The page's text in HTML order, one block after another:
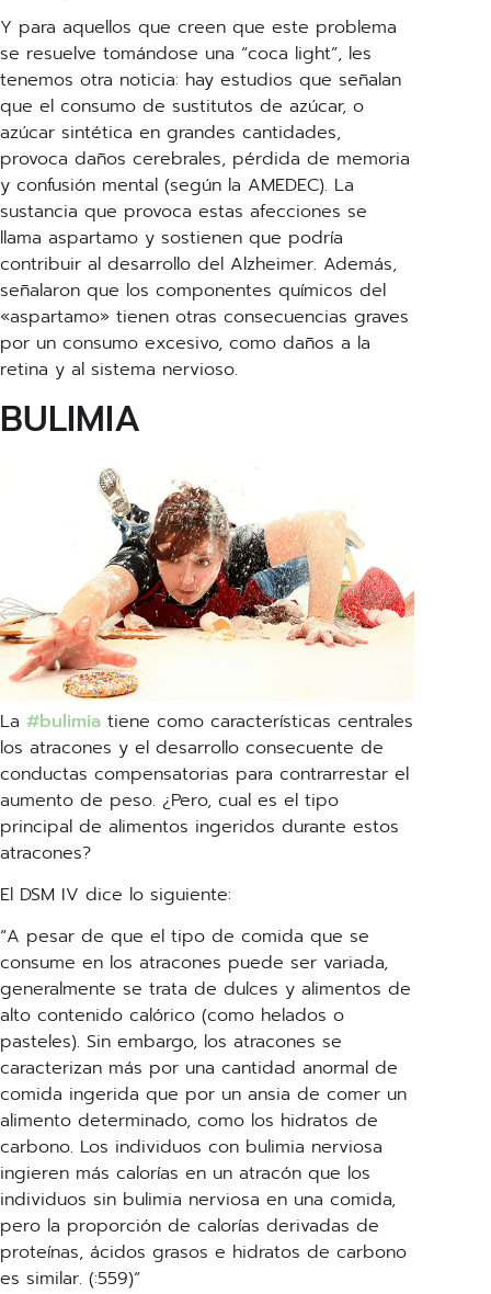
Y para aquellos que creen que este problema
se resuelve tomándose una “coca light”, les
tenemos otra noticia: hay estudios que señalan
que el consumo de sustitutos de azúcar, o
azúcar sintética en grandes cantidades,
provoca daños cerebrales, pérdida de memoria
y confusión mental (según la AMEDEC). La
sustancia que provoca estas afecciones se
llama aspartamo y sostienen que podría
contribuir al desarrollo del Alzheimer. Además,
señalaron que los componentes químicos del
«aspartamo» tienen otras consecuencias graves
por un consumo excesivo, como daños a la
retina y al sistema nervioso.
BULIMIA
La #bulimia tiene como características centrales
los atracones y el desarrollo consecuente de
conductas compensatorias para contrarrestar el
aumento de peso. ¿Pero, cual es el tipo
principal de alimentos ingeridos durante estos
atracones?
El DSM IV dice lo siguiente:
“A pesar de que el tipo de comida que se
consume en los atracones puede ser variada,
generalmente se trata de dulces y alimentos de
alto contenido calórico (como helados o
pasteles). Sin embargo, los atracones se
caracterizan más por una cantidad anormal de
comida ingerida que por un ansia de comer un
alimento determinado, como los hidratos de
carbono. Los individuos con bulimia nerviosa
ingieren más calorías en un atracón que los
individuos sin bulimia nerviosa en una comida,
pero la proporción de calorías derivadas de
proteínas, ácidos grasos e hidratos de carbono
es similar. (:559)”